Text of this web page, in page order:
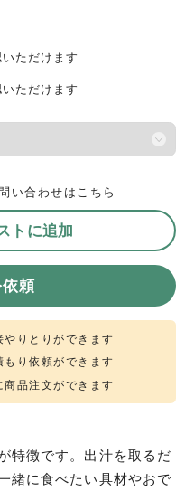
ただけます
ただけます
い合わせはこちら
トに追加
依頼
やりとりができます
り依頼ができます
品注文ができます
特徴です。出汁を取るだ
緒に食べたい具材やおで